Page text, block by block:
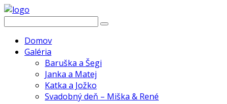
Domov
Galéria
Baruška a Šegi
Janka a Matej
Katka a Jožko
Svadobný deň – Miška & René